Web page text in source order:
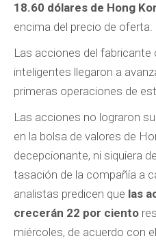
18.60 dólares de Hong
encima del precio de oferta.
Las acciones del
inteligentes llegaron a
primeras operaciones de
Las acciones no lograron
en la bolsa de valores de
decepcionante, ni siquiera
tasación de la compañía a
analistas predicen que las
crecerán 22 por ciento
miércoles, de acuerdo con